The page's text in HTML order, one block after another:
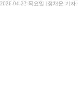
2026-04-23 목요일 | 정채윤 기자